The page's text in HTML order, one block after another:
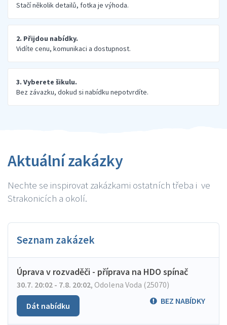
Stačí několik detailů, fotka je výhoda.
2. Přijdou nabídky.
Vidíte cenu, komunikaci a dostupnost.
3. Vyberete šikulu.
Bez závazku, dokud si nabídku nepotvrdíte.
Aktuální zakázky
Nechte se inspirovat zakázkami ostatních třeba i ve
Strakonicích a okolí.
Seznam zakázek
Úprava v rozvaděči - příprava na HDO spínač
30.7. 20:02 - 7.8. 20:02, Odolena Voda (25070)
BEZ NABÍDKY
Dát nabídku